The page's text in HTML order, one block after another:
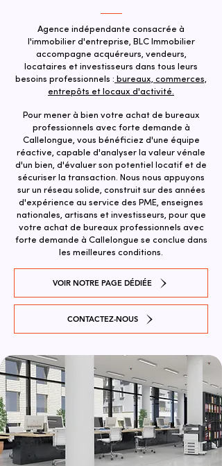
Agence indépendante consacrée à
l'immobilier d'entreprise, BLC Immobilier
accompagne acquéreurs, vendeurs,
locataires et investisseurs dans tous leurs
besoins professionnels : bureaux, commerces,
entrepôts et locaux d'activité.
Pour mener à bien votre achat de bureaux
professionnels avec forte demande à
Callelongue, vous bénéficiez d'une équipe
réactive, capable d'analyser la valeur vénale
d'un bien, d'évaluer son potentiel locatif et de
sécuriser la transaction. ​Nous nous appuyons
sur un réseau solide, construit sur des années
d'expérience au service des PME, enseignes
nationales, artisans et investisseurs, pour que
votre achat de bureaux professionnels avec
forte demande à Callelongue se conclue dans
les meilleures conditions.
VOIR NOTRE PAGE DÉDIÉE
CONTACTEZ-NOUS